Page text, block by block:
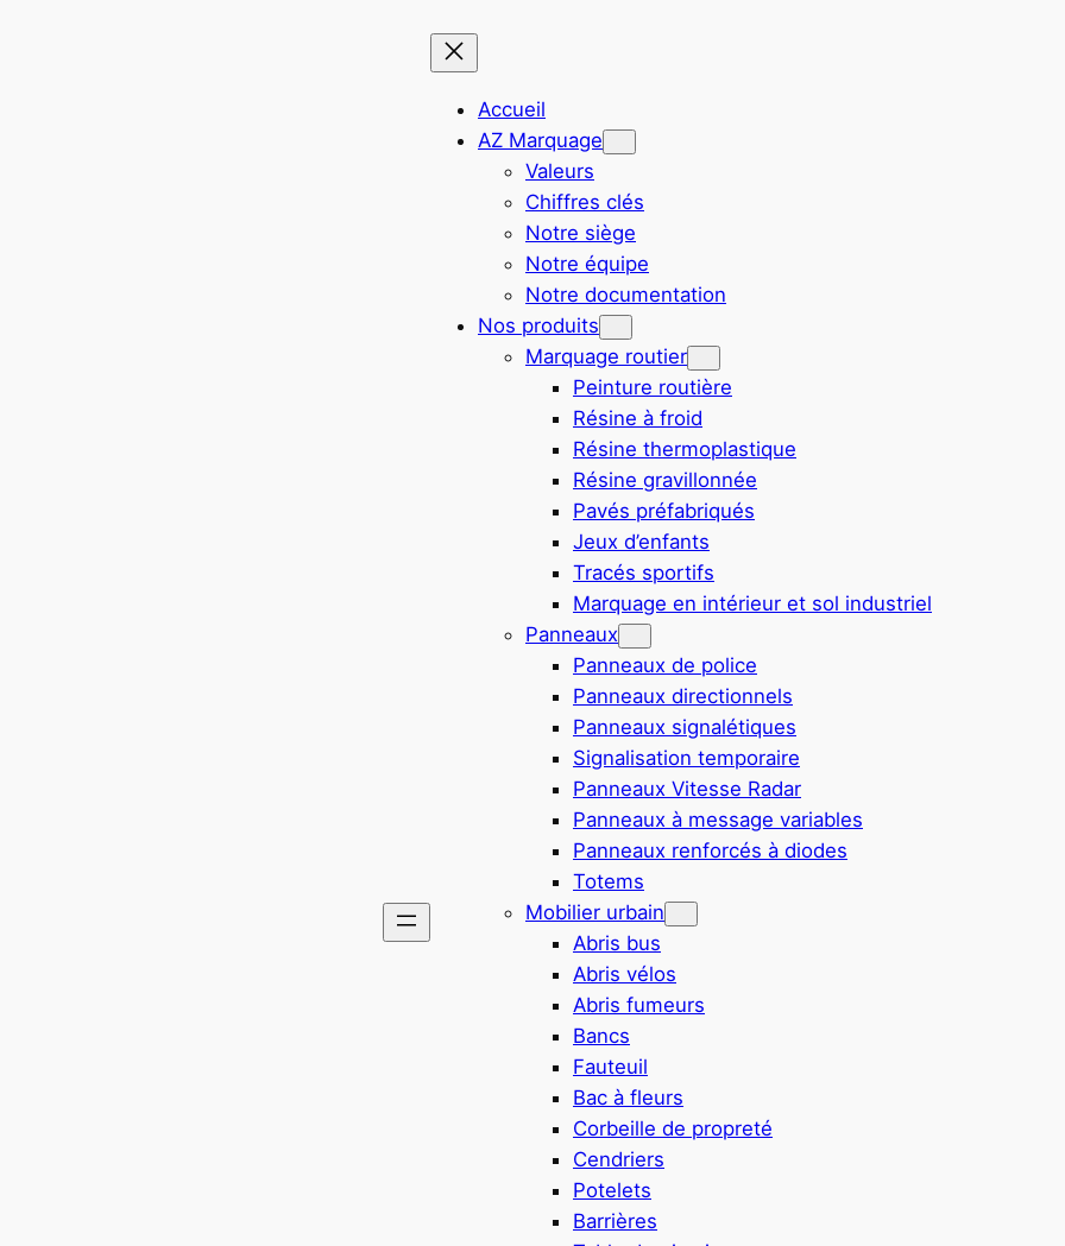
Accueil
AZ Marquage
Valeurs
Chiffres clés
Notre siège
Notre équipe
Notre documentation
Nos produits
Marquage routier
Peinture routière
Résine à froid
Résine thermoplastique
Résine gravillonnée
Pavés préfabriqués
Jeux d’enfants
Tracés sportifs
Marquage en intérieur et sol industriel
Panneaux
Panneaux de police
Panneaux directionnels
Panneaux signalétiques
Signalisation temporaire
Panneaux Vitesse Radar
Panneaux à message variables
Panneaux renforcés à diodes
Totems
Mobilier urbain
Abris bus
Abris vélos
Abris fumeurs
Bancs
Fauteuil
Bac à fleurs
Corbeille de propreté
Cendriers
Potelets
Barrières